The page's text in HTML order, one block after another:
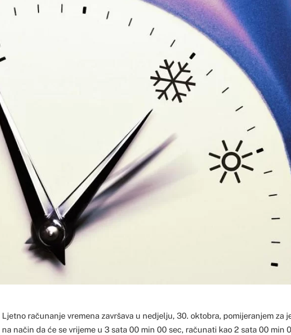
Ljetno računanje vremena završava u nedjelju, 30. oktobra, pomijeranjem za
na način da će se vrijeme u 3 sata 00 min 00 sec, računati kao 2 sata 00 min